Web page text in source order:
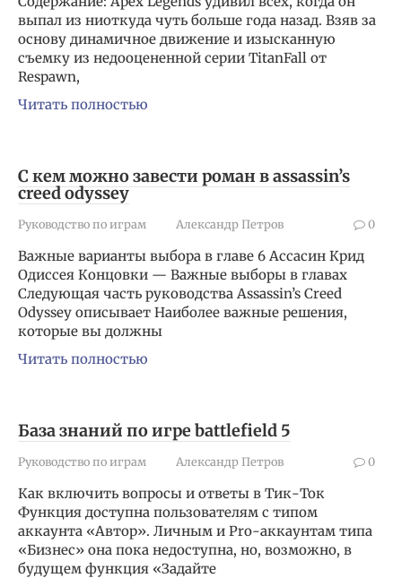
выпал из ниоткуда чуть больше года назад. Взяв за
основу динамичное движение и изысканную
съемку из недооцененной серии TitanFall от
Respawn,
Читать полностью
С кем можно завести роман в assassin’s
creed odyssey
Руководство по играм Александр Петров 0
Важные варианты выбора в главе 6 Aссасин Крид
Одиссея Концовки — Важные выборы в главах
Следующая часть руководства Assassin’s Creed
Odyssey описывает Наиболее важные решения,
которые вы должны
Читать полностью
База знаний по игре battlefield 5
Руководство по играм Александр Петров 0
Как включить вопросы и ответы в Тик-Ток
Функция доступна пользователям с типом
аккаунта «Автор». Личным и Pro-аккаунтам типа
«Бизнес» она пока недоступна, но, возможно, в
будущем функция «Задайте